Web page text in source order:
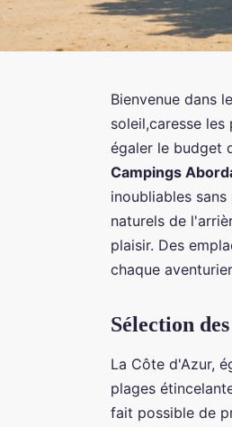
Bienvenue dans
soleil,caresse
égaler le budget
Campings
inoubliables
naturels de
plaisir. Des
chaque
Sélection
La Côte d'Azur,
plages
fait possible de